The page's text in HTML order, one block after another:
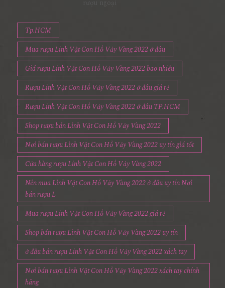
Tp.HCM
Mua rượu Linh Vật Con Hổ Vảy Vàng 2022 ở đâu
Giá rượu Linh Vật Con Hổ Vảy Vàng 2022 bao nhiêu
Rượu Linh Vật Con Hổ Vảy Vàng 2022 ở đâu giá rẻ
Rượu Linh Vật Con Hổ Vảy Vàng 2022 ở đâu TP.HCM
Shop rượu bán Linh Vật Con Hổ Vảy Vàng 2022
Nơi bán rượu Linh Vật Con Hổ Vảy Vàng 2022 uy tín giá tốt
Cửa hàng rượu Linh Vật Con Hổ Vảy Vàng 2022
Nên mua Linh Vật Con Hổ Vảy Vàng 2022 ở đâu uy tín Nơi
bán rượu L
Mua rượu Linh Vật Con Hổ Vảy Vàng 2022 giá rẻ
Shop bán rượu Linh Vật Con Hổ Vảy Vàng 2022 uy tín
ở đâu bán rượu Linh Vật Con Hổ Vảy Vàng 2022 xách tay
Nơi bán rượu Linh Vật Con Hổ Vảy Vàng 2022 xách tay chính
hãng